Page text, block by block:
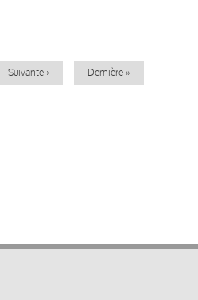
Page
Suivante ›
Dernière
Dernière »